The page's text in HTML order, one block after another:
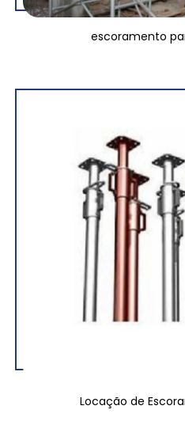
escoramento
Locação de